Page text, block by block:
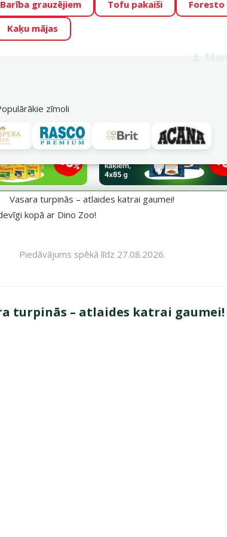
lieliskas cenas mīluļu TOP barībām! 🍖 →
Varbūt tieši Tavs mīlulis būs 2027. gada
Barība grauzējiem Tofu pakaiši
Foresto
Kaķu mājas
zīmoli
piedāvājumi
Vasara turpinās – atlaides katrai gaumei!
kopā ar Dino Zoo!
Piedāvājums spēkā līdz 27.08.2026.
turpinās – atlaides katrai gaumei!
atlaides katrai gaumei!"